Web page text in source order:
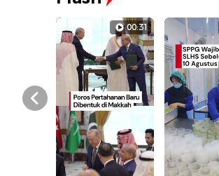
00:31
Prev